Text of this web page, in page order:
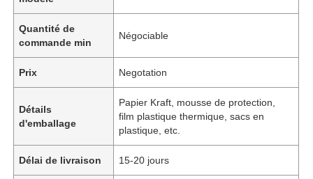
Quantité de
commande min
Négociable
Prix Negotation
Détails
d'emballage
Papier Kraft, mousse de protection,
film plastique thermique, sacs en
plastique, etc.
Délai de livraison 15-20 jours